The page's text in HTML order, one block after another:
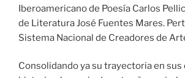
Iberoamericano de Poesía Carlos
de Literatura José Fuentes Mares.
Sistema Nacional de Creadores de
Consolidando ya su trayectoria en sus